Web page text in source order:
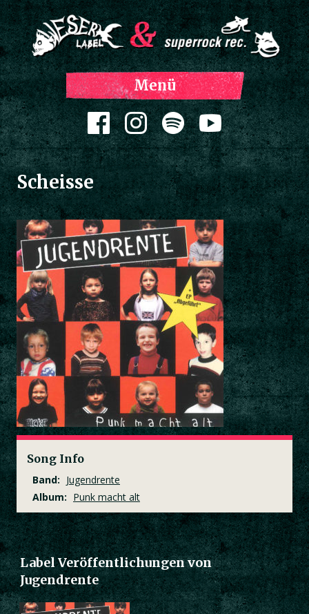
Menü
Zum Inhalt springen
Scheisse
Song Info
Band: Jugendrente
Album: Punk macht alt
Label Veröffentlichungen von
Jugendrente